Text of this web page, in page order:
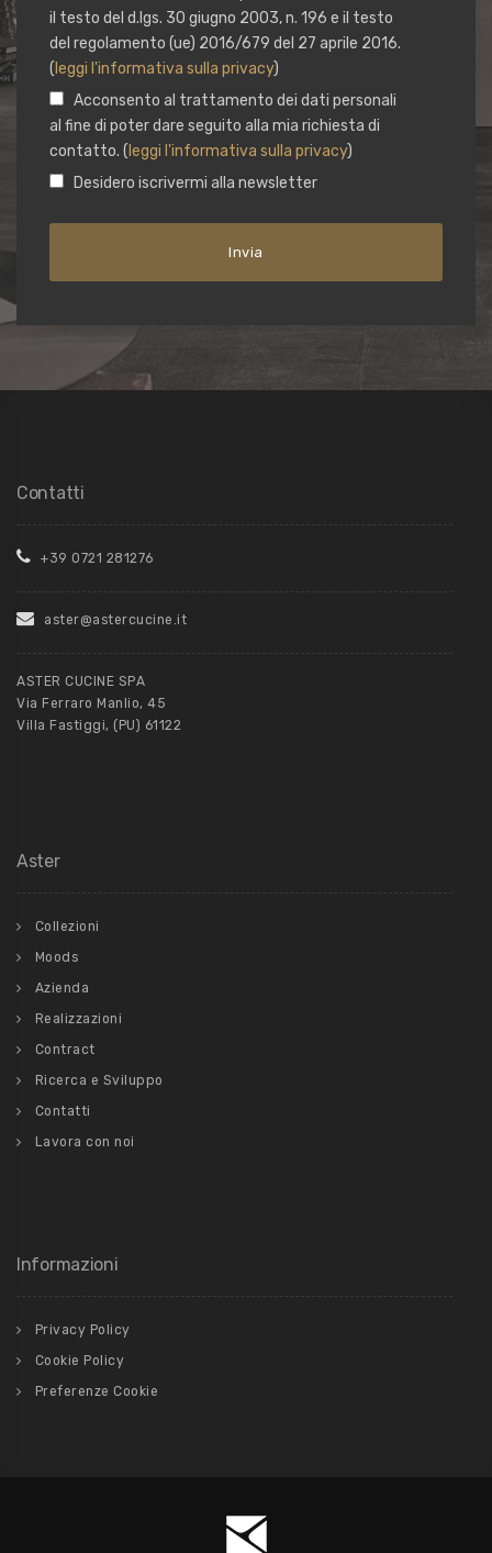
il testo del d.lgs. 30 giugno 2003, n. 196 e il testo
del regolamento (ue) 2016/679 del 27 aprile 2016.
( leggi l'informativa sulla privacy)
Acconsento al trattamento dei dati personali
al fine di poter dare seguito alla mia richiesta di
contatto. ( leggi l'informativa sulla privacy)
Desidero iscrivermi alla newsletter
Contatti
+39 0721 281276
aster@astercucine.it
ASTER CUCINE SPA
Via Ferraro Manlio, 45
Villa Fastiggi, (PU) 61122
Aster
Collezioni
Moods
Azienda
Realizzazioni
Contract
Ricerca e Sviluppo
Contatti
Lavora con noi
Informazioni
Privacy Policy
Cookie Policy
Preferenze Cookie